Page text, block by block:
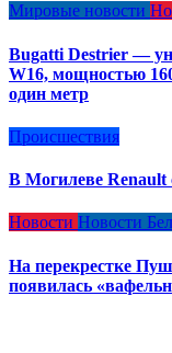
Мировые новости
Bugatti Destrier —
W16, мощностью
один метр
Происшествия
В Могилеве Renault
Новости Новости
На перекрестке
появилась